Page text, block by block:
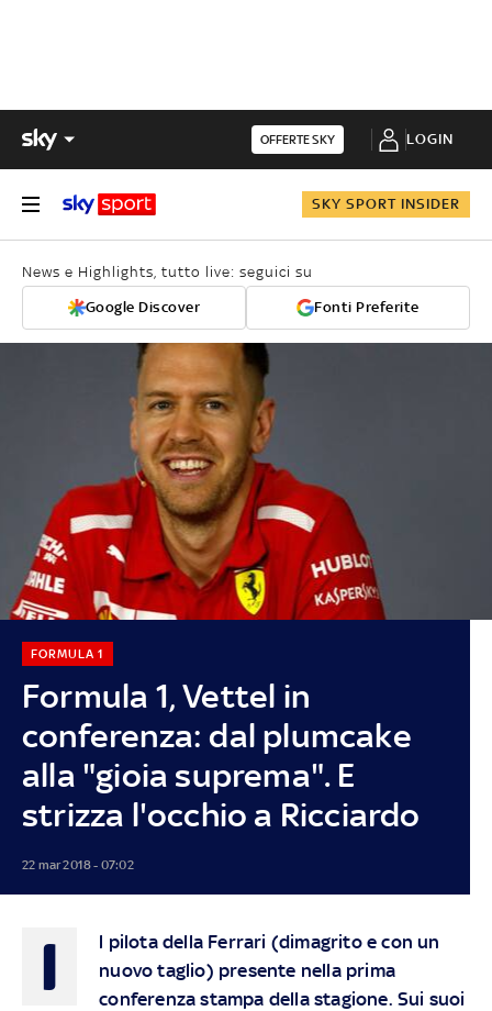
OFFERTE SKY LOGIN
SKY SPORT INSIDER
News e Highlights, tutto live: seguici su
Google Discover Fonti Preferite
Formula 1, Vettel in
conferenza: dal plumcake
alla "gioia suprema". E
strizza l'occhio a Ricciardo
FORMULA 1
22 mar 2018 - 07:02
I
l pilota della Ferrari (dimagrito e con un
nuovo taglio) presente nella prima
conferenza stampa della stagione. Sui suoi